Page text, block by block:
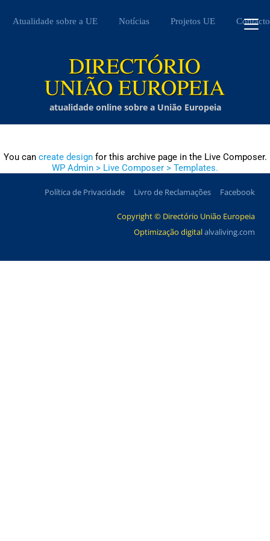
Atualidade sobre a UE Notícias Projetos UE Contacto
atualidade online sobre a União Europeia
You can create designfor this archive page in the Live Composer.
WP Admin > Live Composer > Templates.
Política de Privacidade Livro de Reclamações Facebook
Copyright © Directório União Europeia
Optimização digitalalvaliving.com